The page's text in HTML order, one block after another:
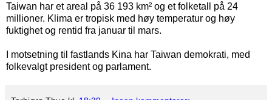
Taiwan har et areal på 36 193 km² og et folketall på 24
millioner. Klima er tropisk med høy temperatur og høy
fuktighet og rentid fra januar til mars.
I motsetning til fastlands Kina har Taiwan demokrati, med
folkevalgt president og parlament.